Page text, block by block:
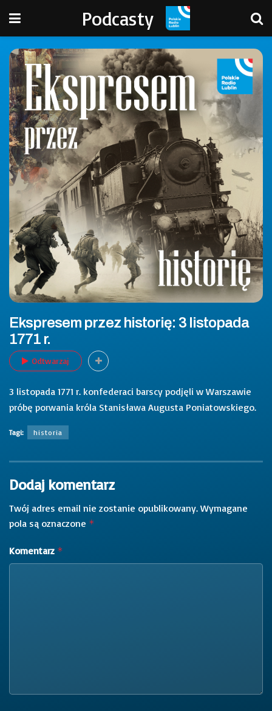
Podcasty
Ekspresem przez historię: 3 listopada
1771 r.
Odtwarzaj
3 listopada 1771 r. konfederaci barscy podjęli w Warszawie
próbę porwania króla Stanisława Augusta Poniatowskiego.
Tagi: historia
Dodaj komentarz
Twój adres email nie zostanie opublikowany. Wymagane
pola są oznaczone *
Komentarz *